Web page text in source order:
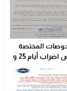
المختصة
تعلن عن خوض اضراب أيام 25 و